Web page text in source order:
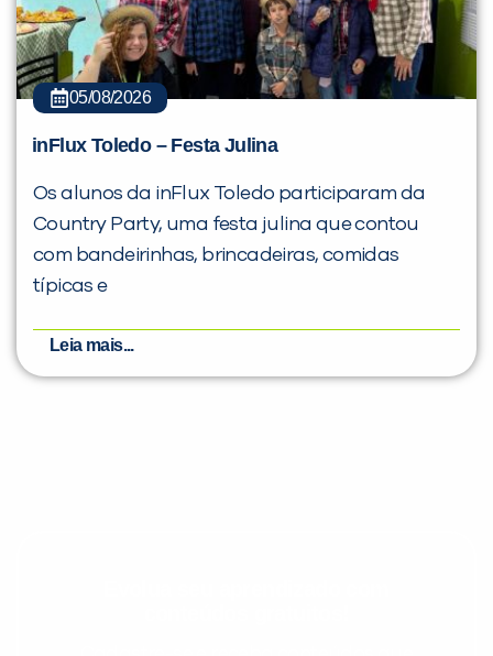
05/08/2026
inFlux Toledo – Festa Julina
Os alunos da inFlux Toledo participaram da
Country Party, uma festa julina que contou
com bandeirinhas, brincadeiras, comidas
típicas e
Leia mais...